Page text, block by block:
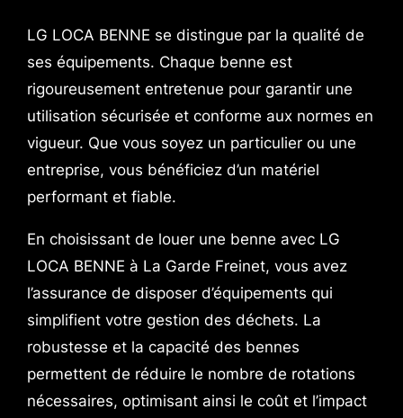
LG LOCA BENNE se distingue par la qualité de
ses équipements. Chaque benne est
rigoureusement entretenue pour garantir une
utilisation sécurisée et conforme aux normes en
vigueur. Que vous soyez un particulier ou une
entreprise, vous bénéficiez d’un matériel
performant et fiable.
En choisissant de louer une benne avec LG
LOCA BENNE à La Garde Freinet, vous avez
l’assurance de disposer d’équipements qui
simplifient votre gestion des déchets. La
robustesse et la capacité des bennes
permettent de réduire le nombre de rotations
nécessaires, optimisant ainsi le coût et l’impact